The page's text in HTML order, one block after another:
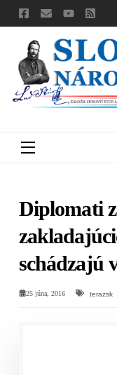
Skip
to
content
Menu
Diplomati
schádzajú
25 júna, 2016 terazsk